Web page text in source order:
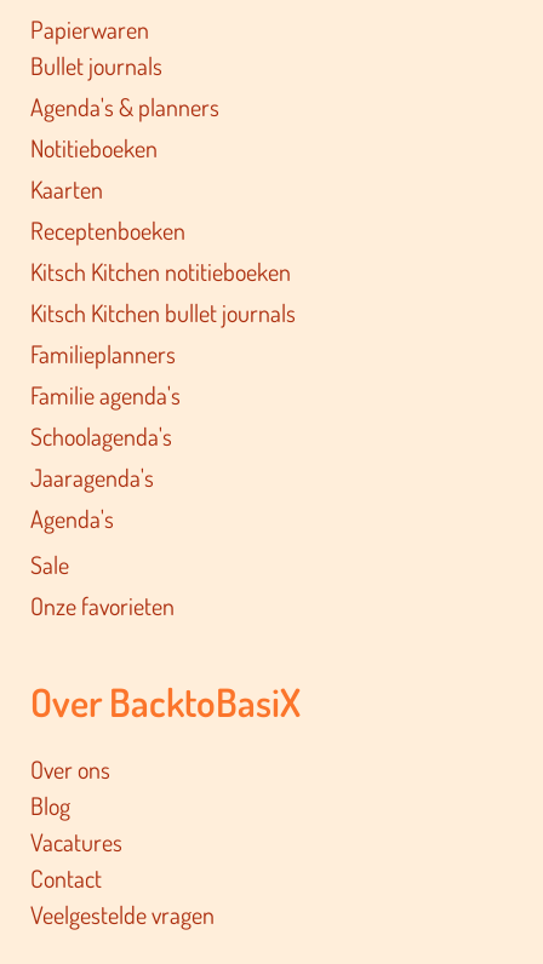
Papierwaren
Bullet journals
Agenda's & planners
Notitieboeken
Kaarten
Receptenboeken
Kitsch Kitchen notitieboeken
Kitsch Kitchen bullet journals
Familieplanners
Familie agenda's
Schoolagenda's
Jaaragenda's
Agenda's
Sale
Onze favorieten
Over BacktoBasiX
Over ons
Blog
Vacatures
Contact
Veelgestelde vragen